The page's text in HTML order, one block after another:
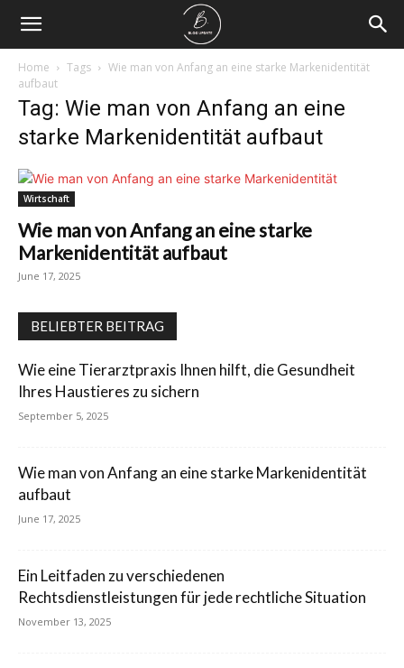
Home Tags
Wie man von Anfang an eine starke Markenidentität
aufbaut
Tag: Wie man von Anfang an eine
starke Markenidentität aufbaut
Wirtschaft
Wie man von Anfang an eine starke
Markenidentität aufbaut
June 17, 2025
BELIEBTER BEITRAG
Wie eine Tierarztpraxis Ihnen hilft, die Gesundheit
Ihres Haustieres zu sichern
September 5, 2025
Wie man von Anfang an eine starke Markenidentität
aufbaut
June 17, 2025
Ein Leitfaden zu verschiedenen
Rechtsdienstleistungen für jede rechtliche Situation
November 13, 2025